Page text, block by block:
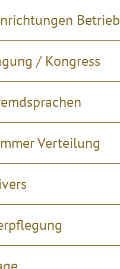
Betrieb
/ Kongress
Verteilung